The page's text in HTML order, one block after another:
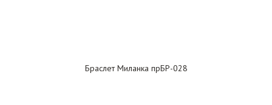
Браслет Миланка прБР-028